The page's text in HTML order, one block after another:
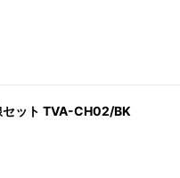
セット TVA-CH02/BK